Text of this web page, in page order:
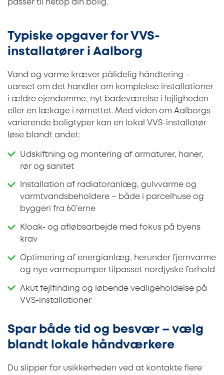
passer til netop din bolig.
Typiske opgaver for VVS-
installatører i Aalborg
Vand og varme kræver pålidelig håndtering –
uanset om det handler om komplekse installationer
i ældre ejendomme, nyt badeværelse i lejligheden
eller en lækage i rørnettet. Med viden om Aalborgs
varierende boligtyper kan en lokal VVS-installatør
løse blandt andet:
Udskiftning og montering af armaturer, haner,
rør og sanitet
Installation af radiatoranlæg, gulvvarme og
varmtvandsbeholdere – både i parcelhuse og
byggeri fra 60’erne
Kloak- og afløbsarbejde med fokus på byens
krav
Optimering af energianlæg, herunder fjernvarme
og nye varmepumper tilpasset nordjyske forhold
Akut fejlfinding og løbende vedligeholdelse på
VVS-installationer
Spar både tid og besvær – vælg
blandt lokale håndværkere
Du slipper for usikkerheden ved at kontakte flere